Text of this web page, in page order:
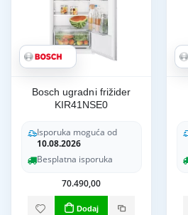
Bosch ugradni frižider
KIR41NSE0
Isporuka moguća od
10.08.2026
Besplatna isporuka
70.490,00
Dodaj